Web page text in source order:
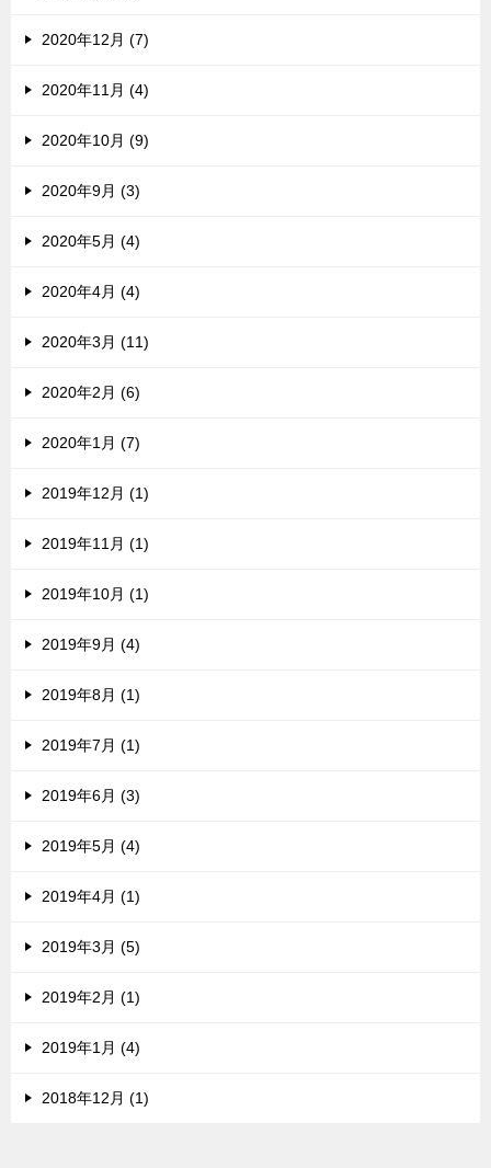
2020年12月 (7)
2020年11月 (4)
2020年10月 (9)
2020年9月 (3)
2020年5月 (4)
2020年4月 (4)
2020年3月 (11)
2020年2月 (6)
2020年1月 (7)
2019年12月 (1)
2019年11月 (1)
2019年10月 (1)
2019年9月 (4)
2019年8月 (1)
2019年7月 (1)
2019年6月 (3)
2019年5月 (4)
2019年4月 (1)
2019年3月 (5)
2019年2月 (1)
2019年1月 (4)
2018年12月 (1)